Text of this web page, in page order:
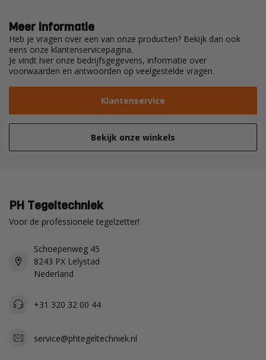
Meer informatie
Heb je vragen over een van onze producten? Bekijk dan ook
eens onze klantenservicepagina.
Je vindt hier onze bedrijfsgegevens, informatie over
voorwaarden en antwoorden op veelgestelde vragen.
Klantenservice
Bekijk onze winkels
PH Tegeltechniek
Voor de professionele tegelzetter!
Schoepenweg 45
8243 PX Lelystad
Nederland
+31 320 32 00 44
service@phtegeltechniek.nl